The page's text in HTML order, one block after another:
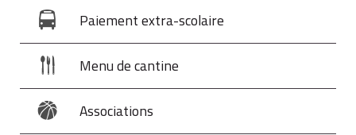
Paiement extra-scolaire
Menu de cantine
Associations